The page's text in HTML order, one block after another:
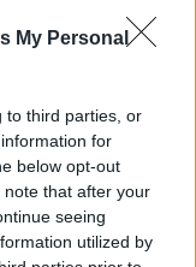
My Personal
to third parties, or
for
below opt-out
that after your
seeing
utilized by